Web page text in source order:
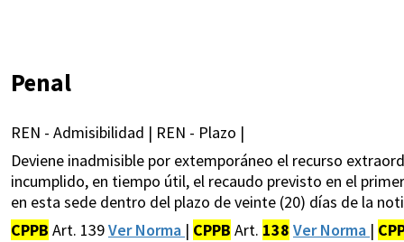
Penal
REN - Admisibilidad | REN - Plazo |
Deviene inadmisible por extemporáneo el recurso
incumplido, en tiempo útil, el recaudo previsto en el
en esta sede dentro del plazo de veinte (20) días de la
CPPB Art. 139Ver Norma | CPPB Art. 138 Ver Norma |